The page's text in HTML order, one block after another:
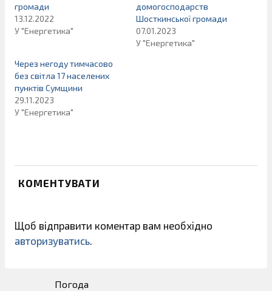
громади
13.12.2022
У "Енергетика"
домогосподарств
Шосткинської громади
07.01.2023
У "Енергетика"
Через негоду тимчасово
без світла 17 населених
пунктів Сумщини
29.11.2023
У "Енергетика"
КОМЕНТУВАТИ
Щоб відправити коментар вам необхідно
авторизуватись
Погода